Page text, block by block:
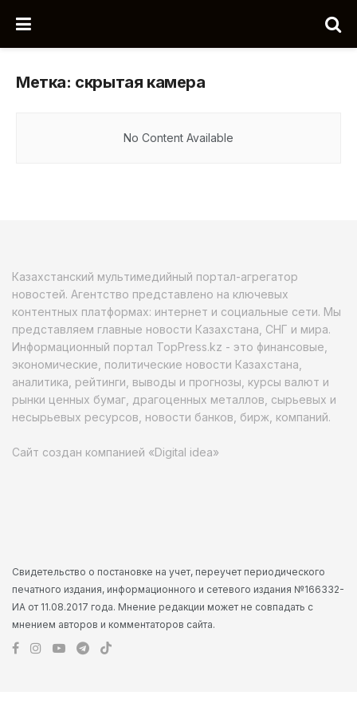
Метка: скрытая камера
No Content Available
Казахстанский мультимедийный портал-агрегатор
новостей. Агентство представлено на ключевых
контентных платформах: интернет и социальные сети. Мы
представляем главные новости Казахстана, СНГ и мира.
Информационный портал TopPress.kz - это финансовые,
экономические, политические новости Казахстана,
аналитика, рейтинги, выводы и прогнозы, курсы валют и
рынки ценных бумаг, драгоценных металлов, сырьевых и
несырьевых ресурсов, новости банков, бирж, компаний.
Сайт создан компанией «Digital idea»
Свидетельство о постановке на учет, переучет периодического
печатного издания, информационного и сетевого издания №166332-
ИА от 11.08.2017 года. Мнение редакции может не совпадать с
мнением авторов и комментаторов сайта.